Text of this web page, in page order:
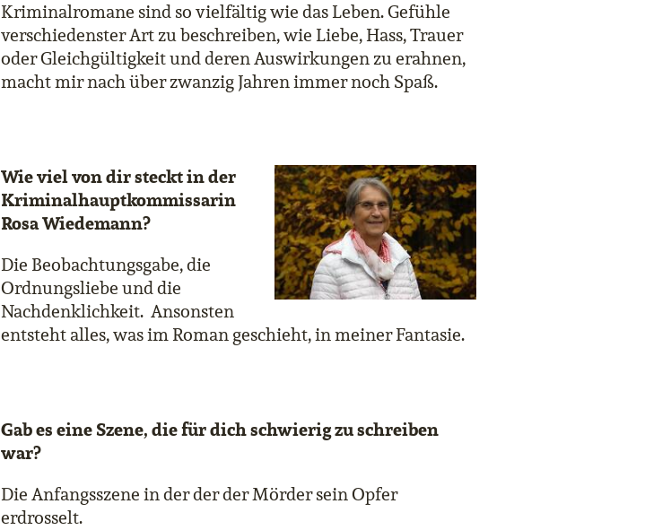
Kriminalromane sind so vielfältig wie das Leben. Gefühle
verschiedenster Art zu beschreiben, wie Liebe, Hass, Trauer
oder Gleichgültigkeit und deren Auswirkungen zu erahnen,
macht mir nach über zwanzig Jahren immer noch Spaß.
Wie viel von dir steckt in der
Kriminalhauptkommissarin
Rosa Wiedemann?
Die Beobachtungsgabe, die
Ordnungsliebe und die
Nachdenklichkeit. Ansonsten
entsteht alles, was im Roman geschieht, in meiner Fantasie.
Gab es eine Szene, die für dich schwierig zu schreiben
war?
Die Anfangsszene in der der der Mörder sein Opfer
erdrosselt.